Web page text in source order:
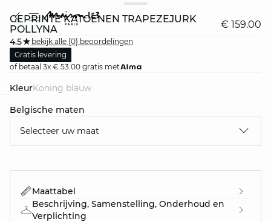
GEPRINTE KATOENEN TRAPEZEJURK
POLLYNA
€ 159.00
4.5
bekijk alle {0} beoordelingen
Gratis levering
of betaal 3x € 53.00 gratis met
Kleur koning blauw
Belgische maten
Selecteer uw maat
Maattabel
Beschrijving, Samenstelling, Onderhoud en
Verplichting